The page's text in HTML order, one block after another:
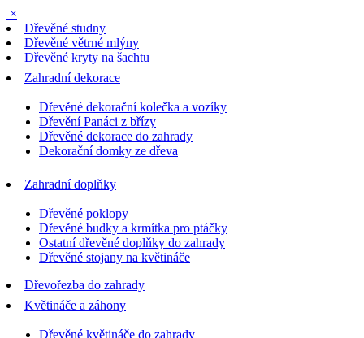
×
Dřevěné studny
Dřevěné větrné mlýny
Dřevěné kryty na šachtu
Zahradní dekorace
Dřevěné dekorační kolečka a vozíky
Dřevění Panáci z břízy
Dřevěné dekorace do zahrady
Dekorační domky ze dřeva
Zahradní doplňky
Dřevěné poklopy
Dřevěné budky a krmítka pro ptáčky
Ostatní dřevěné doplňky do zahrady
Dřevěné stojany na květináče
Dřevořezba do zahrady
Květináče a záhony
Dřevěné květináče do zahrady